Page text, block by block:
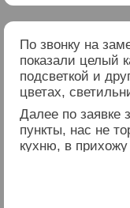
предварительно
монтажники (два
со всем
Установка двух
Сделали все
собой мусор, не
выполнения
сумма денег по
Благодаря вам,
Качество
уважения,
По звонку на
показали целый
подсветкой и
цветах,
Далее по заявке
пункты, нас не
кухню, в
Полотно быстро
назначили день